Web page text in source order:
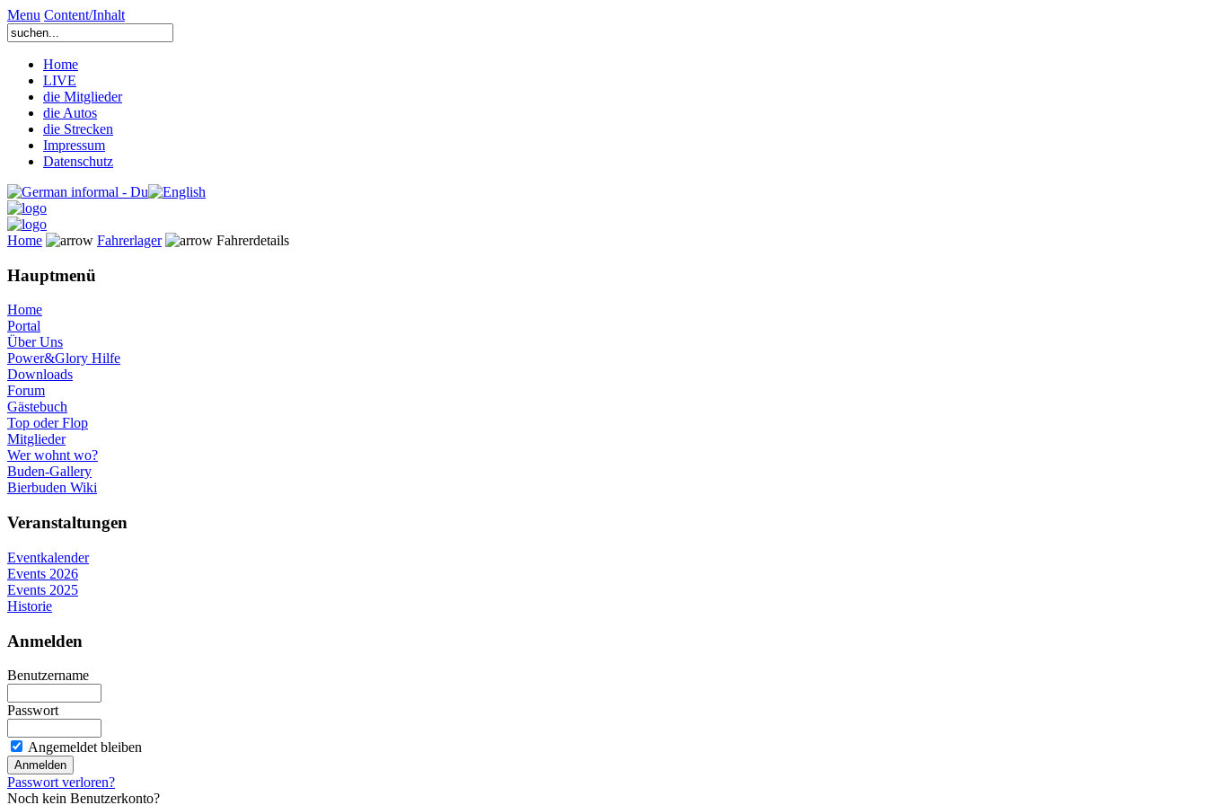
Menu Content/Inhalt
Home
LIVE
die Mitglieder
die Autos
die Strecken
Impressum
Datenschutz
Home Fahrerlager Fahrerdetails
Hauptmenü
Home
Portal
Über Uns
Power&Glory Hilfe
Downloads
Forum
Gästebuch
Top oder Flop
Mitglieder
Wer wohnt wo?
Buden-Gallery
Bierbuden Wiki
Veranstaltungen
Eventkalender
Events 2026
Events 2025
Historie
Anmelden
Benutzername
Passwort
Angemeldet bleiben
Passwort verloren?
Noch kein Benutzerkonto?